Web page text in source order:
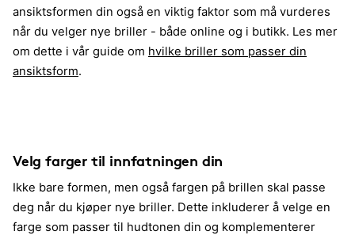
ansiktsformen din også en viktig faktor som må vurderes
når du velger nye briller - både online og i butikk. Les mer
om dette i vår guide om hvilke briller som passer din
ansiktsform.
Velg farger til innfatningen din
Ikke bare formen, men også fargen på brillen skal passe
deg når du kjøper nye briller. Dette inkluderer å velge en
farge som passer til hudtonen din og komplementerer